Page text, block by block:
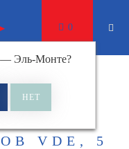
— Эль-Монте?
0
Пинцеты
VDE, 5